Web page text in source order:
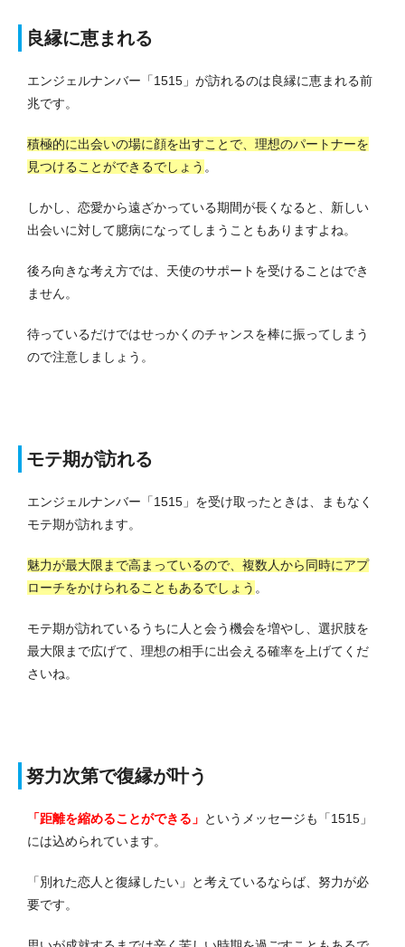
良縁に恵まれる
エンジェルナンバー「1515」が訪れるのは良縁に恵まれる前
兆です。
積極的に出会いの場に顔を出すことで、理想のパートナーを
見つけることができるでしょう 。
しかし、恋愛から遠ざかっている期間が長くなると、新しい
出会いに対して臆病になってしまうこともありますよね。
後ろ向きな考え方では、天使のサポートを受けることはでき
ません。
待っているだけではせっかくのチャンスを棒に振ってしまう
ので注意しましょう。
モテ期が訪れる
エンジェルナンバー「1515」を受け取ったときは、まもなく
モテ期が訪れます。
魅力が最大限まで高まっているので、複数人から同時にアプ
ローチをかけられることもあるでしょう 。
モテ期が訪れているうちに人と会う機会を増やし、選択肢を
最大限まで広げて、理想の相手に出会える確率を上げてくだ
さいね。
努力次第で復縁が叶う
「距離を縮めることができる」 というメッセージも「1515」
には込められています。
「別れた恋人と復縁したい」と考えているならば、努力が必
要です。